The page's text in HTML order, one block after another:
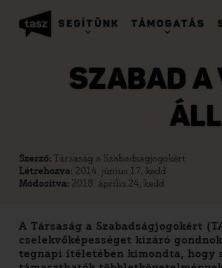
SEGÍTÜNK TÁMOGATÁS
SZABAD A
Szerző: Társaság a Szabadságjogokért
Létrehozva: 2014. június 17, kedd
Módosítva: 2018. április 24, kedd
A Társaság a Szabadságjogokért
cselekvőképességet kizáró
tegnapi ítéletében kimondta, hogy